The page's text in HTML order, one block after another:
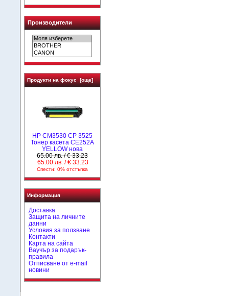
Производители
Продукти на фокус [още]
HP CM3530 CP 3525
Тонер касета CE252A
YELLOW нова
65.00 лв. / € 33.23
65.00 лв. / € 33.23
Спести: 0% отстъпка
Информация
Доставка
Защита на личните
данни
Условия за ползване
Контакти
Карта на сайта
Ваучър за подарък-
правила
Отписване от e-mail
новини